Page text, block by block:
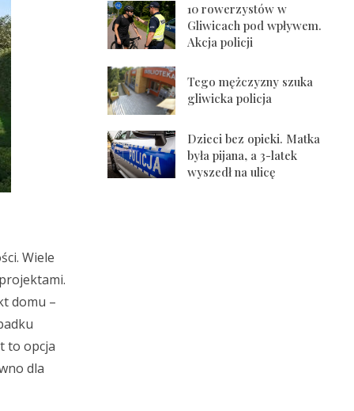
Wiele
domu –
to opcja
dla
10 rowerzystów w
Gliwicach pod wpływem.
Akcja policji
Tego mężczyzny szuka
gliwicka policja
Dzieci bez opieki. Matka
była pijana, a 3-latek
wyszedł na ulicę